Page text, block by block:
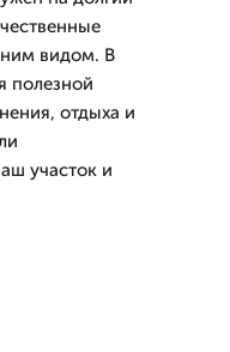
видом. В
полезной
отдыха и
участок и